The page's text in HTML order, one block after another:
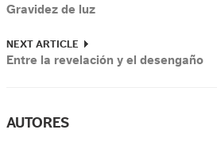
Gravidez de luz
NEXT ARTICLE
Entre la revelación y el desengaño
AUTORES